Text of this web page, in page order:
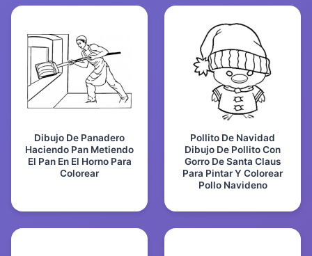
Dibujo De Panadero
Haciendo Pan Metiendo
El Pan En El Horno Para
Colorear
Pollito De Navidad
Dibujo De Pollito Con
Gorro De Santa Claus
Para Pintar Y Colorear
Pollo Navideno